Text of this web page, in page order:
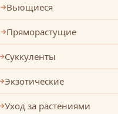
Вьющиеся
Пряморастущие
Суккуленты
Экзотические
Уход за растениями